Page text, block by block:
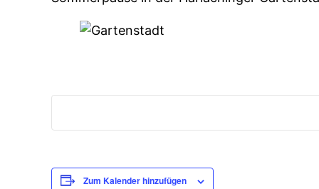
Zum Kalender hinzufügen